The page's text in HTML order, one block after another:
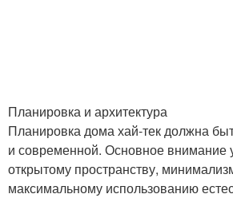
Планировка и архитектура
Планировка дома хай-тек должна
и современной. Основное внимание
открытому пространству,
максимальному использованию